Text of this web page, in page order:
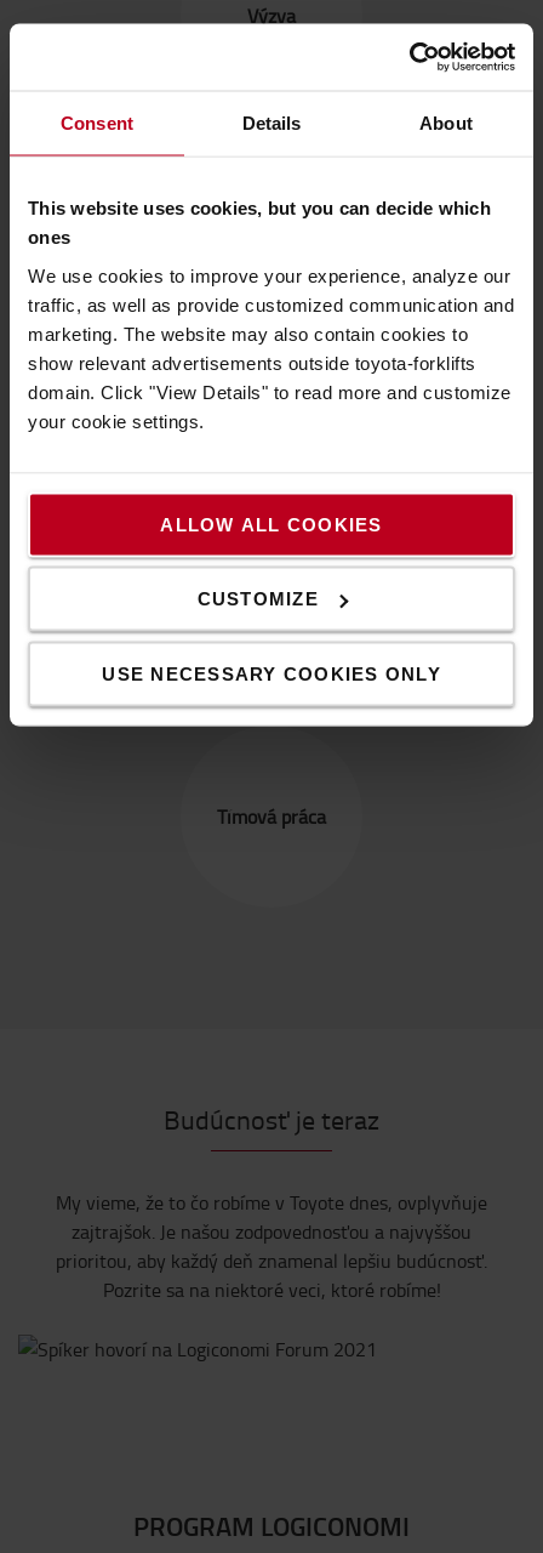
Consent Details About
This website uses cookies, but you can decide which
ones
We use cookies to improve your experience, analyze our
traffic, as well as provide customized communication and
marketing. The website may also contain cookies to
show relevant advertisements outside toyota-forklifts
domain. Click "View Details" to read more and customize
your cookie settings.
ALLOW ALL COOKIES
CUSTOMIZE
USE NECESSARY COOKIES ONLY
Výzva
Kaizen
Tímová práca
Budúcnosť je teraz
My vieme, že to čo robíme v Toyote dnes, ovplyvňuje
zajtrajšok. Je našou zodpovednosťou a najvyššou
prioritou, aby každý deň znamenal lepšiu budúcnosť.
Pozrite sa na niektoré veci, ktoré robíme!
PROGRAM LOGICONOMI